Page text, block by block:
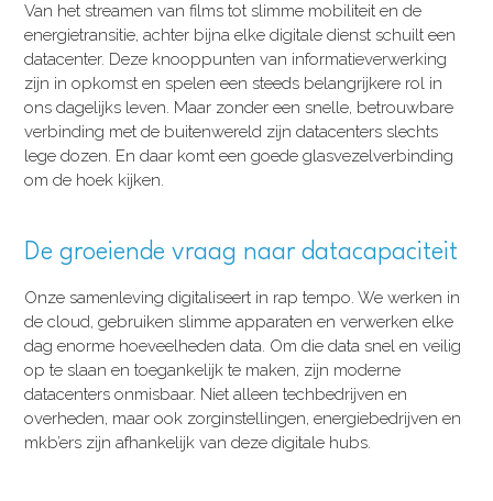
Van het streamen van films tot slimme mobiliteit en de
energietransitie, achter bijna elke digitale dienst schuilt een
datacenter. Deze knooppunten van informatieverwerking
zijn in opkomst en spelen een steeds belangrijkere rol in
ons dagelijks leven. Maar zonder een snelle, betrouwbare
verbinding met de buitenwereld zijn datacenters slechts
lege dozen. En daar komt een goede glasvezelverbinding
om de hoek kijken.
De groeiende vraag naar datacapaciteit
Onze samenleving digitaliseert in rap tempo. We werken in
de cloud, gebruiken slimme apparaten en verwerken elke
dag enorme hoeveelheden data. Om die data snel en veilig
op te slaan en toegankelijk te maken, zijn moderne
datacenters onmisbaar. Niet alleen techbedrijven en
overheden, maar ook zorginstellingen, energiebedrijven en
mkb’ers zijn afhankelijk van deze digitale hubs.